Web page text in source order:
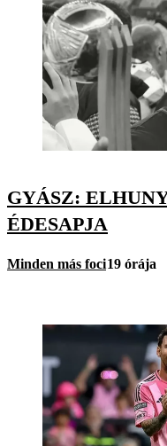
GYÁSZ:
ÉDESAPJA
Minden más foci19 órája